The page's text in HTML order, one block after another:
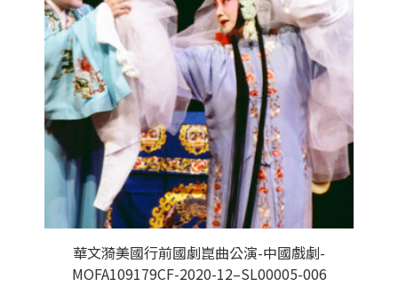
華文漪美國行前國劇崑曲公演-中國戲劇-
MOFA109179CF-2020-12–SL00005-006